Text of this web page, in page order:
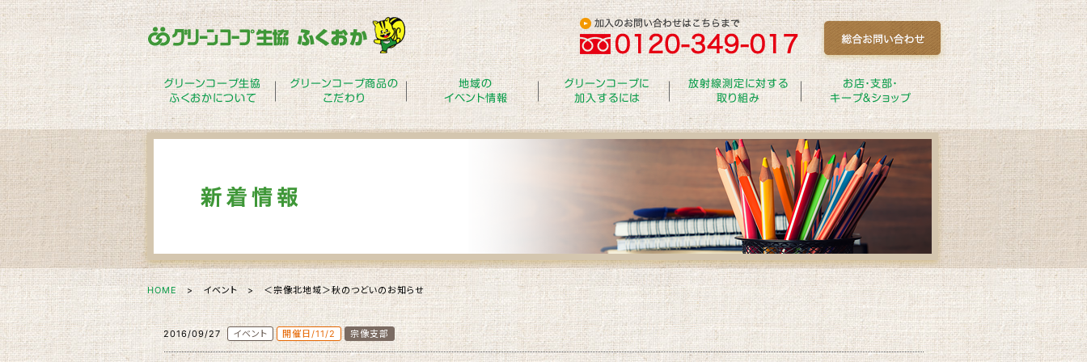
グリーンコープ生協
ふくおかについて
グリーンコープ商品の
こだわり
地域の
イベント情報
グリーンコープに
加入するには
放射線測定に対する
取り組み
お店・支部・
キープ＆ショップ
HOME> イベント > ＜宗像北地域＞秋のつどいのお知らせ
2016/09/27 イベント 開催日/11/2 宗像支部